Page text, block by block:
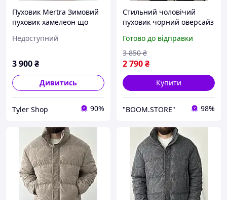
Пуховик Mertra Зимовий
пуховик хамелеон що
тепла жіноча чоловіча
оверсайз
Недоступний
3 900₴
Дивитись
Tyler Shop 90%
Стильний чоловічий
пуховик чорний оверсайз
Турецькі зимовий
чоловічий пуховик
чорного кольору без
капюшона т
Готово до відправки
2 790₴
3 850 ₴
Купити
"BOOM.STORE" 98%